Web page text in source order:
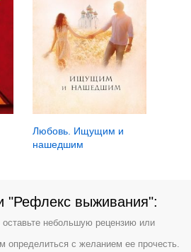
Любовь. Ищущим и
нашедшим
"Рефлекс выживания":
небольшую рецензию или
определиться с желанием ее прочесть.